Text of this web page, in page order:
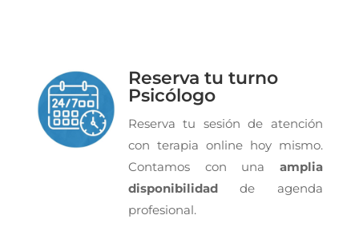
Reserva tu turno
Psicólogo
Reserva tu sesión de atención
con terapia online hoy mismo.
Contamos con una amplia
disponibilidadde agenda
profesional.